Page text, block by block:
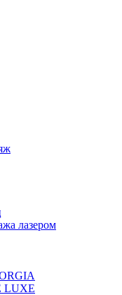
лазером
LUXE